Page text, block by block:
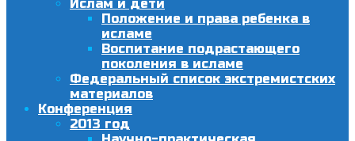
Ислам и дети
Положение и права ребенка в
исламе
Воспитание подрастающего
поколения в исламе
Федеральный список экстремистских
материалов
Конференция
2013 год